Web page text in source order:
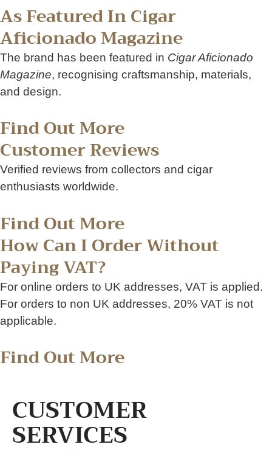
As Featured In Cigar
Aficionado Magazine
The brand has been featured in Cigar Aficionado
Magazine, recognising craftsmanship, materials,
and design.
Find Out More
Customer Reviews
Verified reviews from collectors and cigar
enthusiasts worldwide.
Find Out More
How Can I Order Without
Paying VAT?
For online orders to UK addresses, VAT is applied.
For orders to non UK addresses, 20% VAT is not
applicable.
Find Out More
CUSTOMER
SERVICES